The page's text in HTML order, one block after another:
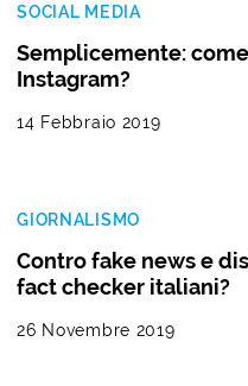
SOCIAL MEDIA
Semplicemente:
Instagram?
14 Febbraio 2019
GIORNALISMO
Contro fake news e
fact checker italiani?
26 Novembre 2019